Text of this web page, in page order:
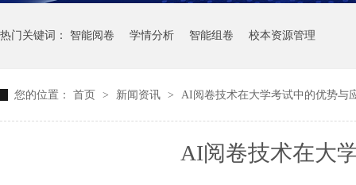
热门关键词： 智能阅卷 学情分析 智能组卷 校本资源管理
您的位置： 首页 > 新闻资讯 > AI阅卷技术在大学考试中的优势与
AI阅卷技术在大